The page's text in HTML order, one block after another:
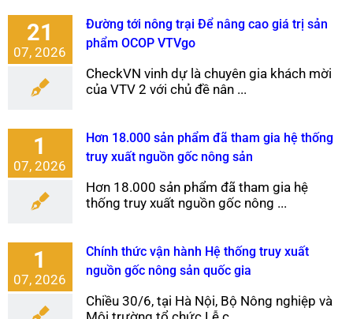
21
07, 2026
Đường tới nông trại Để nâng cao giá trị sản
phẩm OCOP VTVgo
CheckVN vinh dự là chuyên gia khách mời
của VTV 2 với chủ đề nân ...
1
07, 2026
Hơn 18.000 sản phẩm đã tham gia hệ thống
truy xuất nguồn gốc nông sản
Hơn 18.000 sản phẩm đã tham gia hệ
thống truy xuất nguồn gốc nông ...
1
07, 2026
Chính thức vận hành Hệ thống truy xuất
nguồn gốc nông sản quốc gia
Chiều 30/6, tại Hà Nội, Bộ Nông nghiệp và